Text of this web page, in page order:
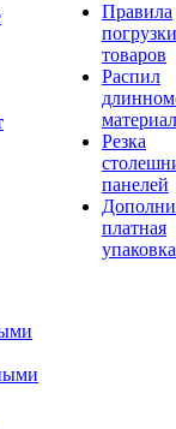
Правила
погрузки
товаров
Распил
Резка
панелей
платная
упаковка